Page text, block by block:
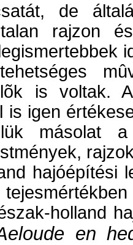
de
rajzon
is voltak.
is igen
másolat
hajóépítési
holland
en